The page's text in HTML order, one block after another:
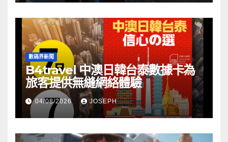
數碼界新聞
B4travel 中澳日韓台泰數據卡為
旅客提供無縫網絡體驗
04/08/2026 JOSEPH